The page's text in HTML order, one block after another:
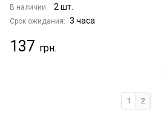
В наличии: 2 шт.
Срок ожидания: 3 часа
137
1 2